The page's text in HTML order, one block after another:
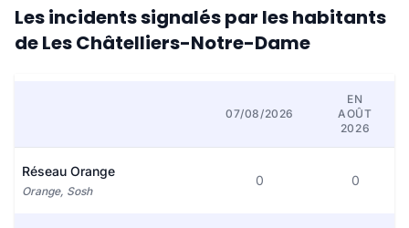
Les incidents signalés par les habitants
de Les Châtelliers-Notre-Dame
07/08/2026
EN
AOÛT
2026
Réseau Orange
Orange, Sosh
0 0